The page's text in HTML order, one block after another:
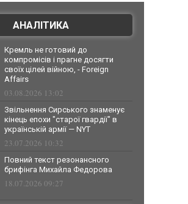
АНАЛІТИКА
Кремль не готовий до
компромісів і прагне досягти
своїх цілей війною, - Foreign
Affairs
03.08.2026 13:02
Звільнення Сирського знаменує
кінець епохи "старої гвардії" в
українській армії — NYT
23.07.2026 10:32
Повний текст резонансного
брифінга Михайла Федорова
18.07.2026 09:27